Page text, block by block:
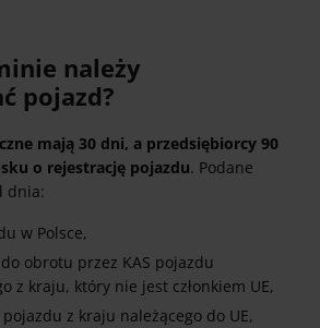
należy
pojazd?
mają 30 dni, a przedsiębiorcy 90
o rejestrację pojazdu. Podane
dnia:
w Polsce,
obrotu przez KAS pojazdu
z kraju, który nie jest członkiem UE,
z kraju należącego do UE,